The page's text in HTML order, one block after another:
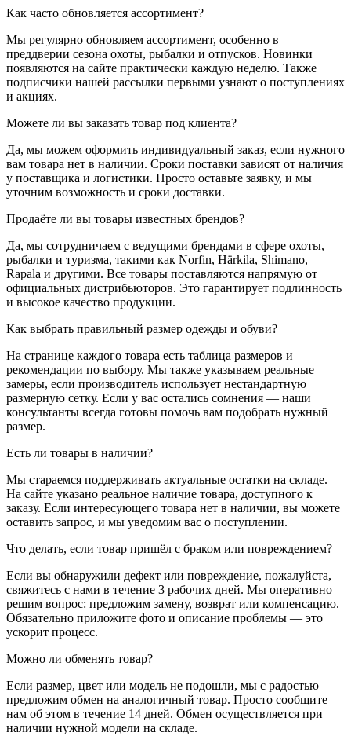
Как часто обновляется ассортимент?
Мы регулярно обновляем ассортимент, особенно в
преддверии сезона охоты, рыбалки и отпусков. Новинки
появляются на сайте практически каждую неделю. Также
подписчики нашей рассылки первыми узнают о поступлениях
и акциях.
Можете ли вы заказать товар под клиента?
Да, мы можем оформить индивидуальный заказ, если нужного
вам товара нет в наличии. Сроки поставки зависят от наличия
у поставщика и логистики. Просто оставьте заявку, и мы
уточним возможность и сроки доставки.
Продаёте ли вы товары известных брендов?
Да, мы сотрудничаем с ведущими брендами в сфере охоты,
рыбалки и туризма, такими как Norfin, Härkila, Shimano,
Rapala и другими. Все товары поставляются напрямую от
официальных дистрибьюторов. Это гарантирует подлинность
и высокое качество продукции.
Как выбрать правильный размер одежды и обуви?
На странице каждого товара есть таблица размеров и
рекомендации по выбору. Мы также указываем реальные
замеры, если производитель использует нестандартную
размерную сетку. Если у вас остались сомнения — наши
консультанты всегда готовы помочь вам подобрать нужный
размер.
Есть ли товары в наличии?
Мы стараемся поддерживать актуальные остатки на складе.
На сайте указано реальное наличие товара, доступного к
заказу. Если интересующего товара нет в наличии, вы можете
оставить запрос, и мы уведомим вас о поступлении.
Что делать, если товар пришёл с браком или повреждением?
Если вы обнаружили дефект или повреждение, пожалуйста,
свяжитесь с нами в течение 3 рабочих дней. Мы оперативно
решим вопрос: предложим замену, возврат или компенсацию.
Обязательно приложите фото и описание проблемы — это
ускорит процесс.
Можно ли обменять товар?
Если размер, цвет или модель не подошли, мы с радостью
предложим обмен на аналогичный товар. Просто сообщите
нам об этом в течение 14 дней. Обмен осуществляется при
наличии нужной модели на складе.